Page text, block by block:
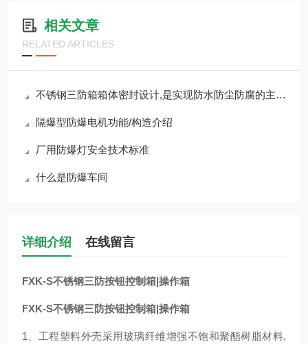
相关文章
RELATED ARTICLES
不锈钢三防箱箱体密封设计,是实现防水防尘防腐的主要因素
隔爆型防爆电机功能/构造介绍
厂用防爆灯安全技术标准
什么是防爆车间
详细介绍 在线留言
FXK-S不锈钢三防按钮控制箱|操作箱
FXK-S不锈钢三防按钮控制箱|操作箱
1、工程塑料外壳采用玻璃纤维增强不饱和聚酯树脂材料,